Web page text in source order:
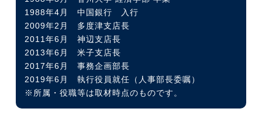
1988年4月 中国銀行 入行
2009年2月 多度津支店長
2011年6月 神辺支店長
2013年6月 米子支店長
2017年6月 事務企画部長
2019年6月 執行役員就任（人事部長委嘱）
※所属・役職等は取材時点のものです。